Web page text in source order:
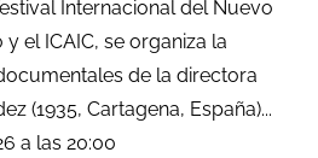
Internacional del Nuevo
el ICAIC, se organiza la
de la directora
(1935, Cartagena, España)...
a las 20:00